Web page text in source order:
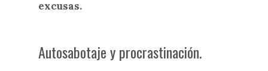
excusas.
Autosabotaje y procrastinación.